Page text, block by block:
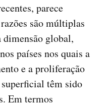
parece
são múltiplas
dimensão global,
países nos quais a
e a proliferação
têm sido
Em termos